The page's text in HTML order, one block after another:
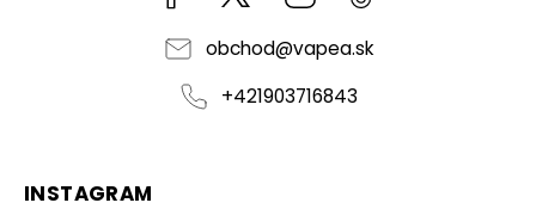
obchod@vapea.sk
+421903716843
INSTAGRAM